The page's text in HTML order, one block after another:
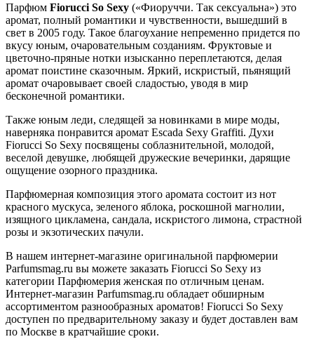
Парфюм Fiorucci So Sexy («Фиоруччи. Так сексуальна») это
аромат, полный романтики и чувственности, вышедший в
свет в 2005 году. Такое благоухание непременно придется по
вкусу юным, очаровательным созданиям. Фруктовые и
цветочно-пряные нотки изысканно переплетаются, делая
аромат поистине сказочным. Яркий, искристый, пьянящий
аромат очаровывает своей сладостью, уводя в мир
бесконечной романтики.
Также юным леди, следящей за новинками в мире моды,
наверняка понравится аромат Escada Sexy Graffiti. Духи
Fiorucci So Sexy посвящены соблазнительной, молодой,
веселой девушке, любящей дружеские вечеринки, дарящие
ощущение озорного праздника.
Парфюмерная композиция этого аромата состоит из нот
красного мускуса, зеленого яблока, роскошной магнолии,
изящного цикламена, сандала, искристого лимона, страстной
розы и экзотических пачули.
В нашем интернет-магазине оригинальной парфюмерии
Parfumsmag.ru вы можете заказать Fiorucci So Sexy из
категории Парфюмерия женская по отличным ценам.
Интернет-магазин Parfumsmag.ru обладает обширным
ассортиментом разнообразных ароматов! Fiorucci So Sexy
доступен по предварительному заказу и будет доставлен вам
по Москве в кратчайшие сроки.